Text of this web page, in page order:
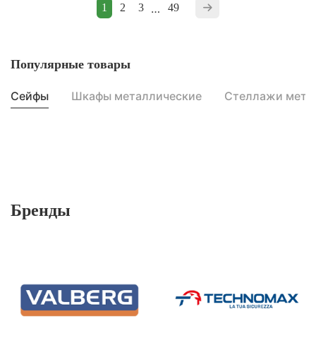
1 2 3 … 49
Популярные товары
Сейфы Шкафы металлические Стеллажи
Бренды